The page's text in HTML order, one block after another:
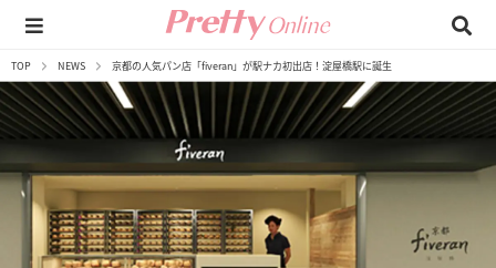
TOP NEWS 京都の人気パン店「fiveran」が駅ナカ初出店！淀屋橋駅に誕生